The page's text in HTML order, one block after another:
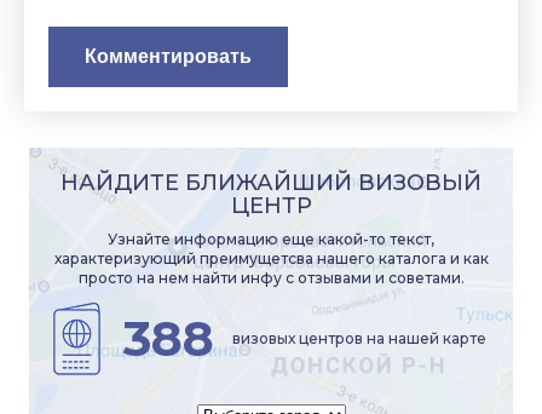
НАЙДИТЕ БЛИЖАЙШИЙ ВИЗОВЫЙ
ЦЕНТР
Узнайте информацию еще какой-то текст,
характеризующий преимущетсва нашего каталога и как
просто на нем найти инфу с отзывами и советами.
388 визовых центров на нашей карте